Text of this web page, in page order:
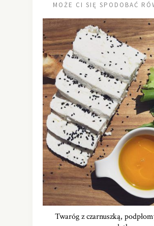
MOŻE CI SIĘ SPODOBAĆ
Twaróg z czarnuszką,